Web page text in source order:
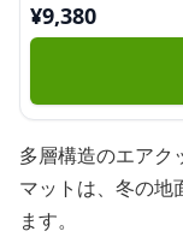
¥9,380
多層構造のエアク
マットは、冬の地
ます。